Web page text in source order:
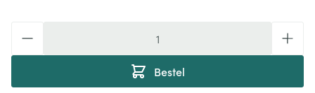
Bestel